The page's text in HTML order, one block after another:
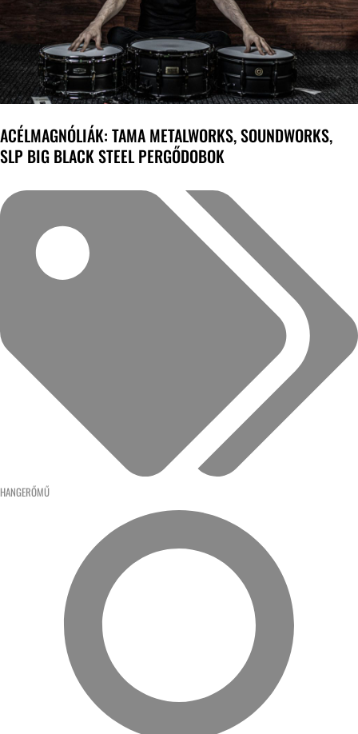
ACÉLMAGNÓLIÁK: TAMA METALWORKS, SOUNDWORKS,
SLP BIG BLACK STEEL PERGŐDOBOK
HANGERŐMŰ